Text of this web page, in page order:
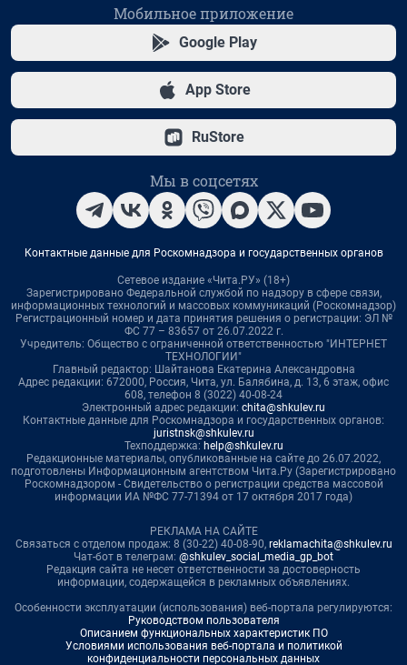
Мобильное приложение
Google Play
App Store
RuStore
Мы в соцсетях
Контактные данные для Роскомнадзора и государственных органов
Сетевое издание «Чита.РУ» (18+)
Зарегистрировано Федеральной службой по надзору в сфере связи,
информационных технологий и массовых коммуникаций (Роскомнадзор)
Регистрационный номер и дата принятия решения о регистрации: ЭЛ №
ФС 77 – 83657 от 26.07.2022 г.
Учредитель: Общество с ограниченной ответственностью "ИНТЕРНЕТ
ТЕХНОЛОГИИ"
Главный редактор: Шайтанова Екатерина Александровна
Адрес редакции: 672000, Россия, Чита, ул. Балябина, д. 13, 6 этаж, офис
608, телефон 8 (3022) 40-08-24
Электронный адрес редакции: chita@shkulev.ru
Контактные данные для Роскомнадзора и государственных органов:
juristnsk@shkulev.ru
Техподдержка: help@shkulev.ru
Редакционные материалы, опубликованные на сайте до 26.07.2022,
подготовлены Информационным агентством Чита.Ру (Зарегистрировано
Роскомнадзором - Свидетельство о регистрации средства массовой
информации ИА №ФС 77-71394 от 17 октября 2017 года)
РЕКЛАМА НА САЙТЕ
Связаться с отделом продаж: 8 (30-22) 40-08-90, reklamachita@shkulev.ru
Чат-бот в телеграм: @shkulev_social_media_gp_bot
Редакция сайта не несет ответственности за достоверность
информации, содержащейся в рекламных объявлениях.
Особенности эксплуатации (использования) веб-портала регулируются:
Руководством пользователя
Описанием функциональных характеристик ПО
Условиями использования веб-портала и политикой
конфиденциальности персональных данных